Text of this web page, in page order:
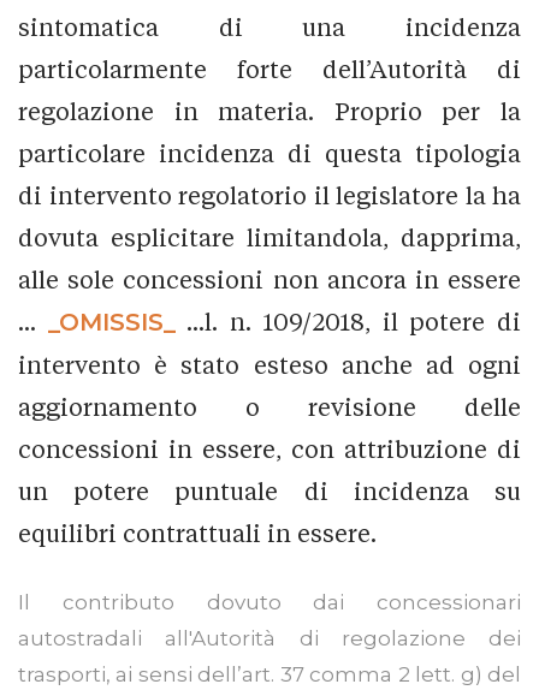
sintomatica di una incidenza
particolarmente forte dell’Autorità di
regolazione in materia. Proprio per la
particolare incidenza di questa tipologia
di intervento regolatorio il legislatore la ha
dovuta esplicitare limitandola, dapprima,
alle sole concessioni non ancora in essere
...
_OMISSIS_
...l. n. 109/2018, il potere di
intervento è stato esteso anche ad ogni
aggiornamento o revisione delle
concessioni in essere, con attribuzione di
un potere puntuale di incidenza su
equilibri contrattuali in essere.
Il contributo dovuto dai concessionari
autostradali all'Autorità di regolazione dei
trasporti, ai sensi dell’art. 37 comma 2 lett. g) del